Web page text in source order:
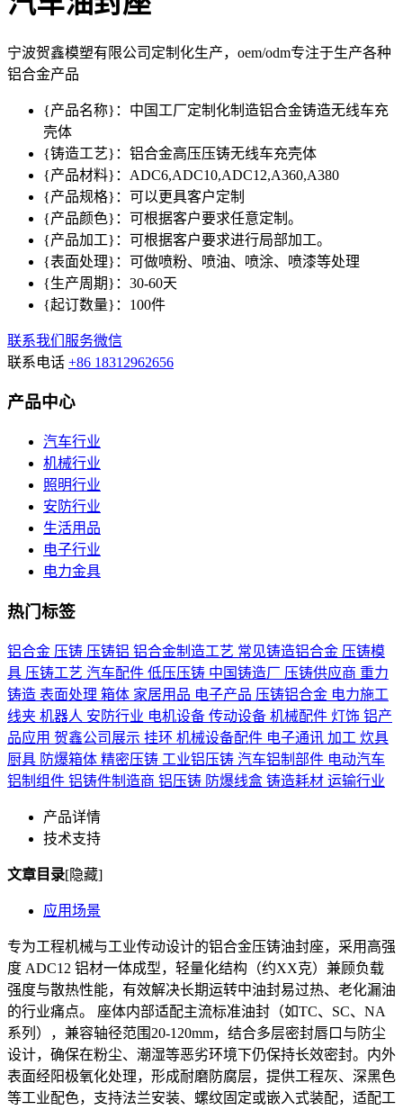
宁波贺鑫模塑有限公司定制化生产，oem/odm专注于生产各种
铝合金产品
{产品名称}：中国工厂定制化制造铝合金铸造无线车充
壳体
{铸造工艺}：铝合金高压压铸无线车充壳体
{产品材料}：ADC6,ADC10,ADC12,A360,A380
{产品规格}：可以更具客户定制
{产品颜色}：可根据客户要求任意定制。
{产品加工}：可根据客户要求进行局部加工。
{表面处理}：可做喷粉、喷油、喷涂、喷漆等处理
{生产周期}：30-60天
{起订数量}：100件
联系我们 服务微信
联系电话 +86 18312962656
产品中心
汽车行业
机械行业
照明行业
安防行业
生活用品
电子行业
电力金具
热门标签
铝合金 压铸 压铸铝 铝合金制造工艺 常见铸造铝合金 压铸模
具 压铸工艺 汽车配件 低压压铸 中国铸造厂 压铸供应商 重力
铸造 表面处理 箱体 家居用品 电子产品 压铸铝合金 电力施工
线夹 机器人 安防行业 电机设备 传动设备 机械配件 灯饰 铝产
品应用 贺鑫公司展示 挂环 机械设备配件 电子通讯 加工 炊具
厨具 防爆箱体 精密压铸 工业铝压铸 汽车铝制部件 电动汽车
铝制组件 铝铸件制造商 铝压铸 防爆线盒 铸造耗材 运输行业
产品详情
技术支持
文章目录[隐藏]
应用场景
专为工程机械与工业传动设计的铝合金压铸油封座，采用高强
度 ADC12 铝材一体成型，轻量化结构（约XX克）兼顾负载
强度与散热性能，有效解决长期运转中油封易过热、老化漏油
的行业痛点。 座体内部适配主流标准油封（如TC、SC、NA
系列），兼容轴径范围20-120mm，结合多层密封唇口与防尘
设计，确保在粉尘、潮湿等恶劣环境下仍保持长效密封。内外
表面经阳极氧化处理，形成耐磨防腐层，提供工程灰、深黑色
等工业配色，支持法兰安装、螺纹固定或嵌入式装配，适配工